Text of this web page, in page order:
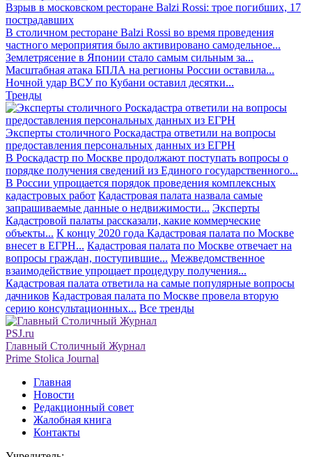
Взрыв в московском ресторане Balzi Rossi: трое погибших, 17
пострадавших
В столичном ресторане Balzi Rossi во время проведения
частного мероприятия было активировано самодельное...
Землетрясение в Японии стало самым сильным за...
Масштабная атака БПЛА на регионы России оставила...
Ночной удар ВСУ по Кубани оставил десятки...
Тренды
Эксперты столичного Роскадастра ответили на вопросы
предоставления персональных данных из ЕГРН
В Роскадастр по Москве продолжают поступать вопросы о
порядке получения сведений из Единого государственного...
В России упрощается порядок проведения комплексных
кадастровых работ Кадастровая палата назвала самые
запрашиваемые данные о недвижимости... Эксперты
Кадастровой палаты рассказали, какие коммерческие
объекты... К концу 2020 года Кадастровая палата по Москве
внесет в ЕГРН... Кадастровая палата по Москве отвечает на
вопросы граждан, поступившие... Межведомственное
взаимодействие упрощает процедуру получения...
Кадастровая палата ответила на самые популярные вопросы
дачников Кадастровая палата по Москве провела вторую
серию консультационных... Все тренды
PSJ.ru
Главный Столичный Журнал
Prime Stolica Journal
Главная
Новости
Редакционный совет
Жалобная книга
Контакты